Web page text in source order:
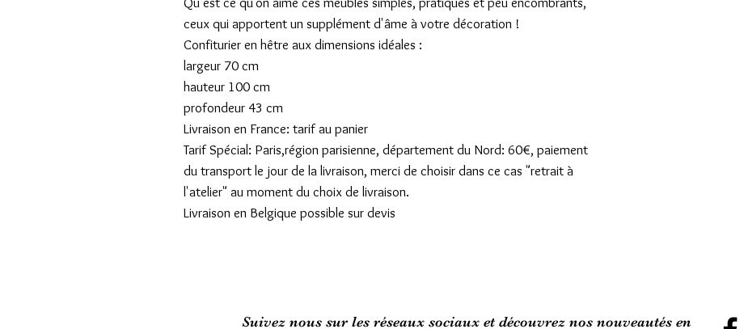
ceux qui apportent un supplément d'âme à votre décoration !
Confiturier en hêtre aux dimensions idéales :
largeur 70 cm
hauteur 100 cm
profondeur 43 cm
Livraison en France: tarif au panier
Tarif Spécial: Paris,région parisienne, département du Nord: 60€, paiement
du transport le jour de la livraison, merci de choisir dans ce cas "retrait à
l'atelier" au moment du choix de livraison.
Livraison en Belgique possible sur devis
Suivez nous sur les réseaux sociaux et découvrez nos nouveautés en